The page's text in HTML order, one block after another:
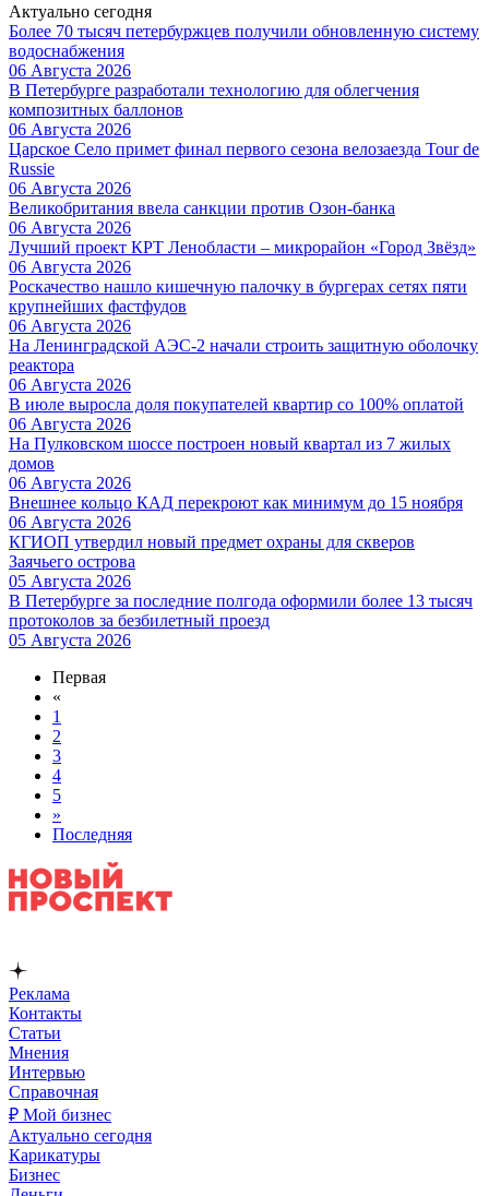
Актуально сегодня
Более 70 тысяч петербуржцев получили обновленную систему
водоснабжения
06 Августа 2026
В Петербурге разработали технологию для облегчения
композитных баллонов
06 Августа 2026
Царское Село примет финал первого сезона велозаезда Tour de
Russie
06 Августа 2026
Великобритания ввела санкции против Озон-банка
06 Августа 2026
Лучший проект КРТ Ленобласти – микрорайон «Город Звёзд»
06 Августа 2026
Роскачество нашло кишечную палочку в бургерах сетях пяти
крупнейших фастфудов
06 Августа 2026
На Ленинградской АЭС-2 начали строить защитную оболочку
реактора
06 Августа 2026
В июле выросла доля покупателей квартир со 100% оплатой
06 Августа 2026
На Пулковском шоссе построен новый квартал из 7 жилых
домов
06 Августа 2026
Внешнее кольцо КАД перекроют как минимум до 15 ноября
06 Августа 2026
КГИОП утвердил новый предмет охраны для скверов
Заячьего острова
05 Августа 2026
В Петербурге за последние полгода оформили более 13 тысяч
протоколов за безбилетный проезд
05 Августа 2026
Первая
«
1
2
3
4
5
»
Последняя
Реклама
Контакты
Статьи
Мнения
Интервью
Справочная
₽ Мой бизнес
Актуально сегодня
Карикатуры
Бизнес